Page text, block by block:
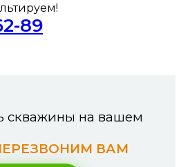
89
скважины на вашем
ВАМ